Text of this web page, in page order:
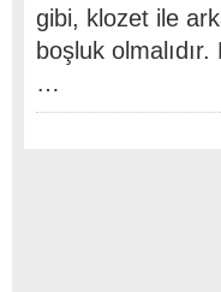
gibi, klozet ile
boşluk
…